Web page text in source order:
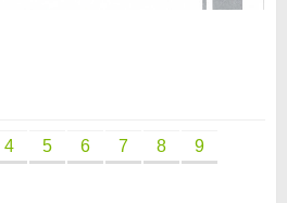
4 5 6 7 8 9